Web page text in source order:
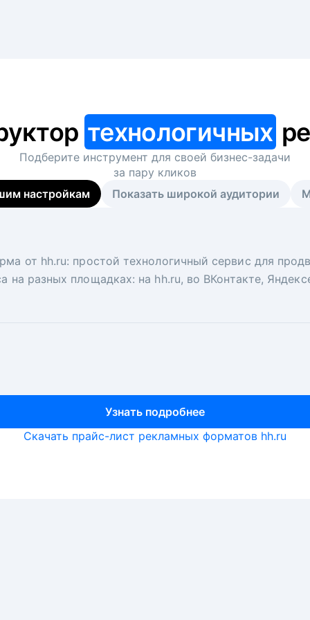
технологичных
Подберите инструмент для своей бизнес-задачи
за пару кликов
настройкам
Показать широкой аудитории
от hh.ru: простой технологичный сервис для
на разных площадках: на hh.ru, во ВКонтакте,
Узнать подробнее
вакансий на главной странице hh.ru.
ключ. Решите, сколько кандидатов и когда вам
рекрутеры и проектные менеджеры hh.ru с
Узнать подробнее
Скачать прайс-лист рекламных форматов hh.ru